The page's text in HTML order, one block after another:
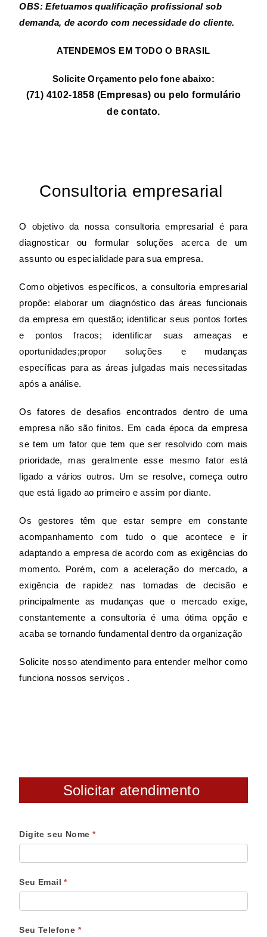
OBS: Efetuamos qualificação profissional sob
demanda, de acordo com necessidade do cliente.
ATENDEMOS EM TODO O BRASIL
Solicite Orçamento pelo fone abaixo:
(71) 4102-1858 (Empresas) ou peloformulário
de contato.
Consultoria empresarial
O objetivo da nossa consultoria empresarial é para
diagnosticar ou formular soluções acerca de um
assunto ou especialidade para sua empresa.
Como objetivos específicos, a consultoria empresarial
propõe: elaborar um diagnóstico das áreas funcionais
da empresa em questão; identificar seus pontos fortes
e pontos fracos; identificar suas ameaças e
oportunidades;propor soluções e mudanças
específicas para as áreas julgadas mais necessitadas
após a análise.
Os fatores de desafios encontrados dentro de uma
empresa não são finitos. Em cada época da empresa
se tem um fator que tem que ser resolvido com mais
prioridade, mas geralmente esse mesmo fator está
ligado a vários outros. Um se resolve, começa outro
que está ligado ao primeiro e assim por diante.
Os gestores têm que estar sempre em constante
acompanhamento com tudo o que acontece e ir
adaptando a empresa de acordo com as exigências do
momento. Porém, com a aceleração do mercado, a
exigência de rapidez nas tomadas de decisão e
principalmente as mudanças que o mercado exige,
constantemente a consultoria é uma ótima opção e
acaba se tornando fundamental dentro da organização
Solicite nosso atendimento para entender melhor como
funciona nossos serviços .
Solicitar atendimento
Digite seu Nome *
Seu Email*
Seu Telefone *